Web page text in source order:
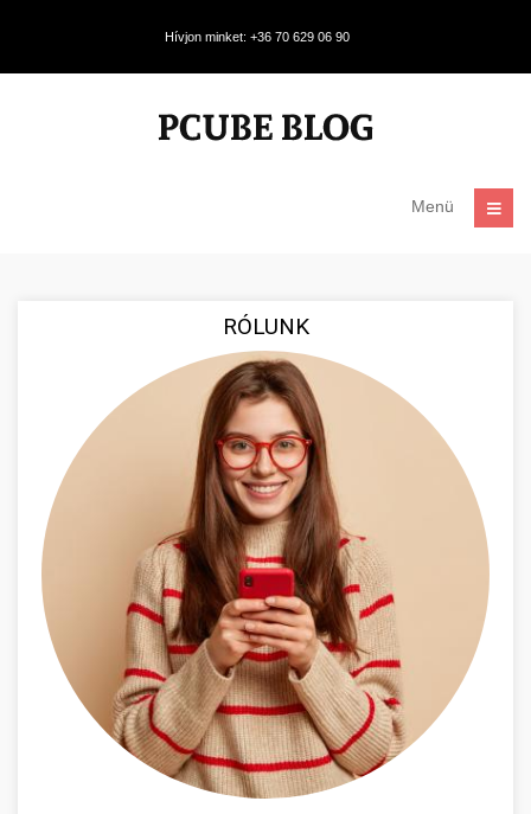
Hívjon minket: +36 70 629 06 90
Menü
RÓLUNK